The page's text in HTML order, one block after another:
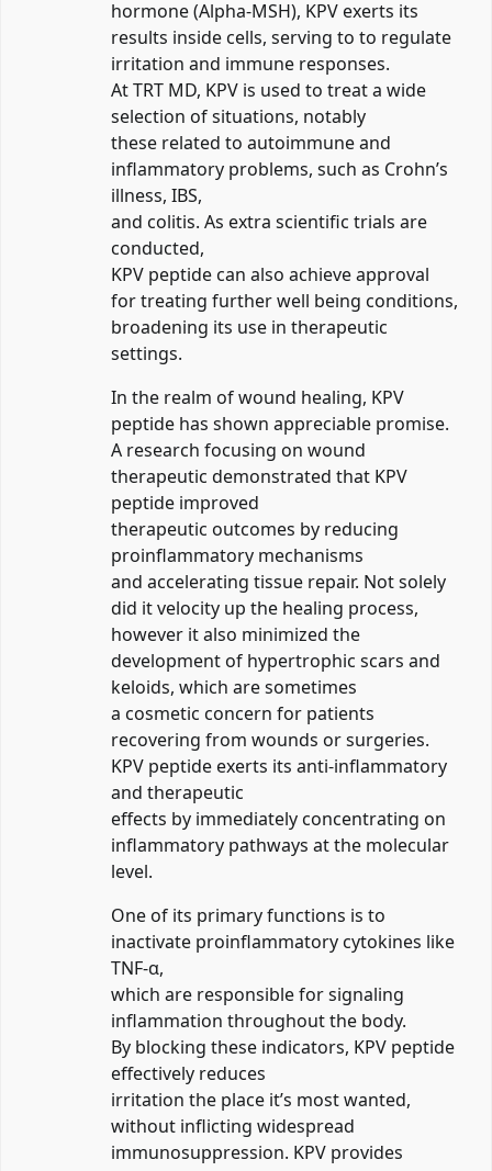
hormone (Alpha-MSH), KPV exerts its
results inside cells, serving to to regulate
irritation and immune responses.
At TRT MD, KPV is used to treat a wide
selection of situations, notably
these related to autoimmune and
inflammatory problems, such as Crohn’s
illness, IBS,
and colitis. As extra scientific trials are
conducted,
KPV peptide can also achieve approval
for treating further well being conditions,
broadening its use in therapeutic
settings.
In the realm of wound healing, KPV
peptide has shown appreciable promise.
A research focusing on wound
therapeutic demonstrated that KPV
peptide improved
therapeutic outcomes by reducing
proinflammatory mechanisms
and accelerating tissue repair. Not solely
did it velocity up the healing process,
however it also minimized the
development of hypertrophic scars and
keloids, which are sometimes
a cosmetic concern for patients
recovering from wounds or surgeries.
KPV peptide exerts its anti-inflammatory
and therapeutic
effects by immediately concentrating on
inflammatory pathways at the molecular
level.
One of its primary functions is to
inactivate proinflammatory cytokines like
TNF-α,
which are responsible for signaling
inflammation throughout the body.
By blocking these indicators, KPV peptide
effectively reduces
irritation the place it’s most wanted,
without inflicting widespread
immunosuppression. KPV provides